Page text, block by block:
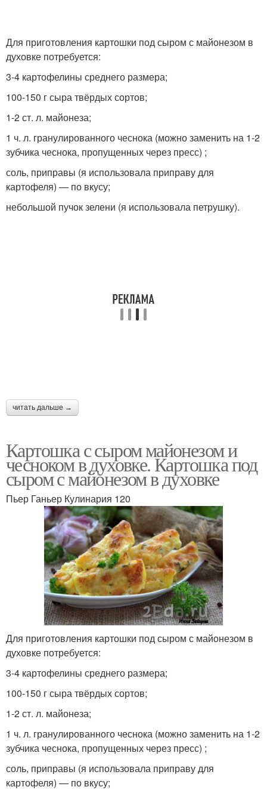
Картофель под сыром
Для приготовления картошки под сыром с майонезом в
духовке потребуется:
3-4 картофелины среднего размера;
100-150 г сыра твёрдых сортов;
1-2 ст. л. майонеза;
1 ч. л. гранулированного чеснока (можно заменить на 1-2
зубчика чеснока, пропущенных через пресс) ;
соль, приправы (я использовала приправу для
картофеля) — по вкусу;
небольшой пучок зелени (я использовала петрушку).
читать дальше →
Картошка с сыром майонезом и
чесноком в духовке. Картошка под
сыром с майонезом в духовке
Пьер Ганьер Кулинария 120
Для приготовления картошки под сыром с майонезом в
духовке потребуется:
3-4 картофелины среднего размера;
100-150 г сыра твёрдых сортов;
1-2 ст. л. майонеза;
1 ч. л. гранулированного чеснока (можно заменить на 1-2
зубчика чеснока, пропущенных через пресс) ;
соль, приправы (я использовала приправу для
картофеля) — по вкусу;